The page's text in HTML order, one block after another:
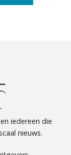
iedereen die
nieuws.